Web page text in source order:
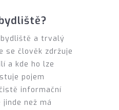
a trvalý
se člověk zdržuje
a kde ho lze
pojem
informační
než má